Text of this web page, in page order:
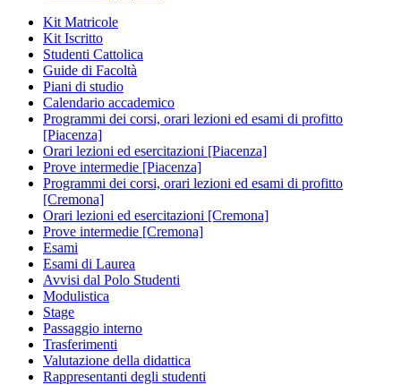
Kit Matricole
Kit Iscritto
Studenti Cattolica
Guide di Facoltà
Piani di studio
Calendario accademico
Programmi dei corsi, orari lezioni ed esami di profitto
[Piacenza]
Orari lezioni ed esercitazioni [Piacenza]
Prove intermedie [Piacenza]
Programmi dei corsi, orari lezioni ed esami di profitto
[Cremona]
Orari lezioni ed esercitazioni [Cremona]
Prove intermedie [Cremona]
Esami
Esami di Laurea
Avvisi dal Polo Studenti
Modulistica
Stage
Passaggio interno
Trasferimenti
Valutazione della didattica
Rappresentanti degli studenti